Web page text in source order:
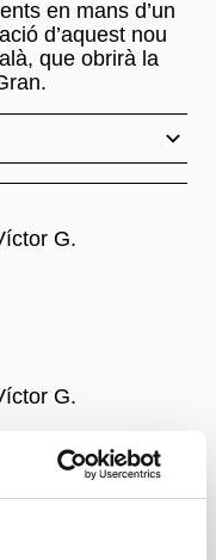
en mans d’un
d’aquest nou
que obrirà la
G.
G.